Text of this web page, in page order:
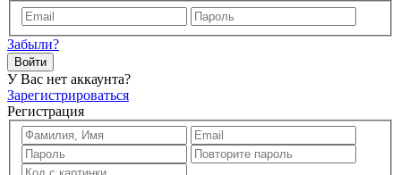
Забыли?
Войти
У Вас нет аккаунта?
Зарегистрироваться
Регистрация